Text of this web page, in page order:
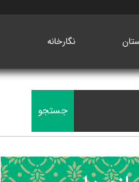
نگارخانه